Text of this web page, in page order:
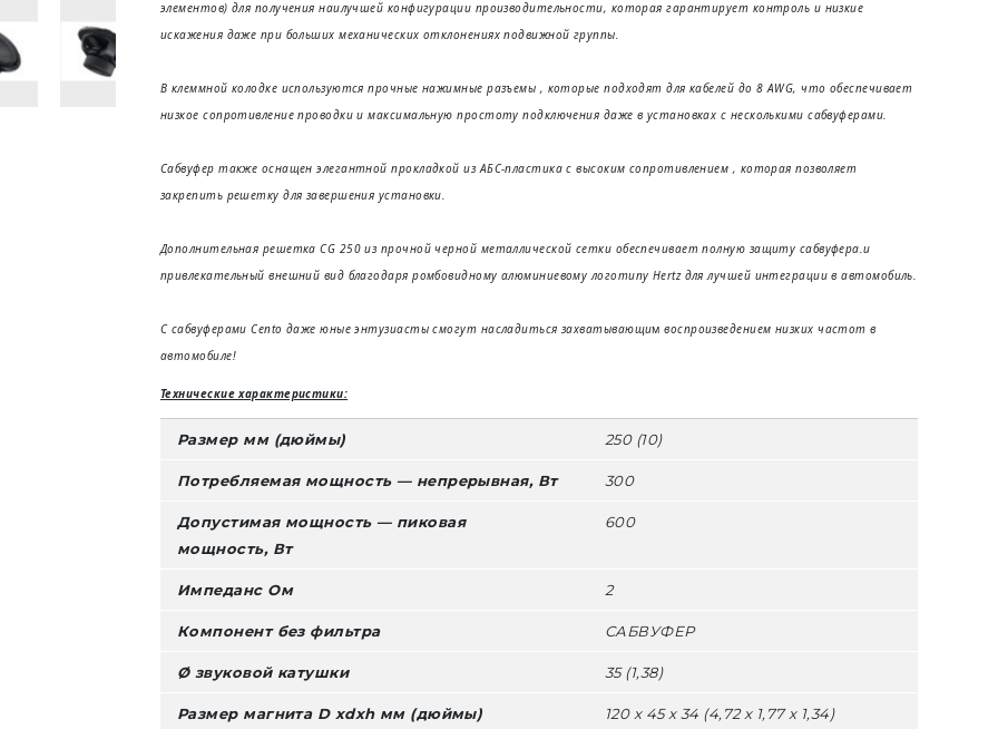
элементов) для получения наилучшей конфигурации производительности, которая гарантирует контроль и низкие
искажения даже при больших механических отклонениях подвижной группы.
В клеммной колодке используются прочные нажимные разъемы , которые подходят для кабелей до 8 AWG, что обеспечивает
низкое сопротивление проводки и максимальную простоту подключения даже в установках с несколькими сабвуферами.
Сабвуфер также оснащен элегантной прокладкой из АБС-пластика с высоким сопротивлением , которая позволяет
закрепить решетку для завершения установки.
Дополнительная решетка CG 250 из прочной черной металлической сетки обеспечивает полную защиту сабвуфера.и
привлекательный внешний вид благодаря ромбовидному алюминиевому логотипу Hertz для лучшей интеграции в автомобиль.
С сабвуферами Cento даже юные энтузиасты смогут насладиться захватывающимвоспроизведением низких частот в
автомобиле!
Технические характеристики:
Размер мм (дюймы) 250 (10)
Потребляемая мощность — непрерывная, Вт 300
Допустимая мощность — пиковая
мощность, Вт
600
Импеданс Ом 2
Компонент без фильтра САБВУФЕР
Ø звуковой катушки 35 (1,38)
Размер магнита D xdxh мм (дюймы) 120 х 45 х 34 (4,72 х 1,77 х 1,34)